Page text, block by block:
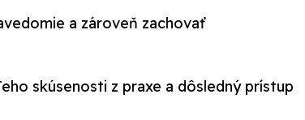
a zároveň zachovať
skúsenosti z praxe a dôsledný prístup